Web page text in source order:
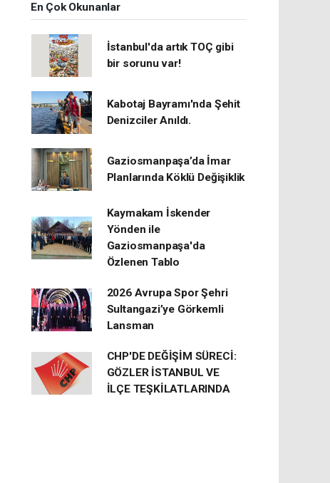
En Çok Okunanlar
İstanbul'da artık TOÇ gibi
bir sorunu var!
Kabotaj Bayramı'nda Şehit
Denizciler Anıldı.
Gaziosmanpaşa’da İmar
Planlarında Köklü Değişiklik
Kaymakam İskender
Yönden ile
Gaziosmanpaşa'da
Özlenen Tablo
2026 Avrupa Spor Şehri
Sultangazi’ye Görkemli
Lansman
CHP'DE DEĞİŞİM SÜRECİ:
GÖZLER İSTANBUL VE
İLÇE TEŞKİLATLARINDA